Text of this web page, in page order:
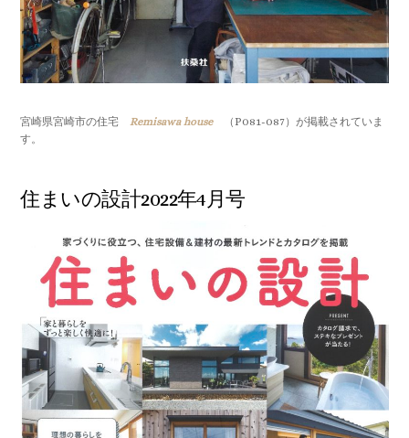
宮崎県宮崎市の住宅Remisawa house（P081-087）が掲載されていま
す。
住まいの設計2022年4月号